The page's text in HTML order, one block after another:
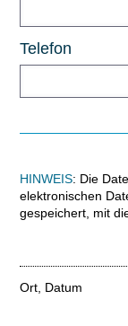
Telefon
HINWEIS: Die
elektronischen
gespeichert, mit
Ort, Datum